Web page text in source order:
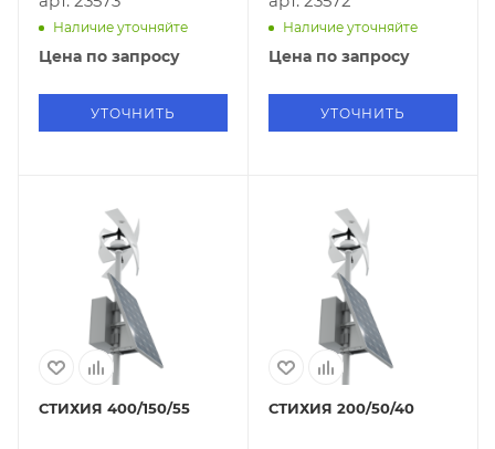
Наличие уточняйте
Цена по запросу
УТОЧНИТЬ
Наличие уточняйте
Цена по запросу
УТОЧНИТЬ
СТИХИЯ 400/150/55 СТИХИЯ 200/50/40